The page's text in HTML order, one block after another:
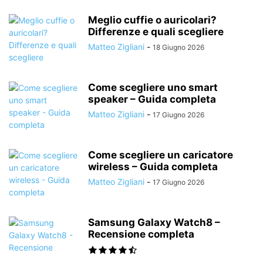
Meglio cuffie o auricolari?
Differenze e quali scegliere
Matteo Zigliani - 18 Giugno 2026
Come scegliere uno smart
speaker – Guida completa
Matteo Zigliani - 17 Giugno 2026
Come scegliere un caricatore
wireless – Guida completa
Matteo Zigliani - 17 Giugno 2026
Samsung Galaxy Watch8 –
Recensione completa